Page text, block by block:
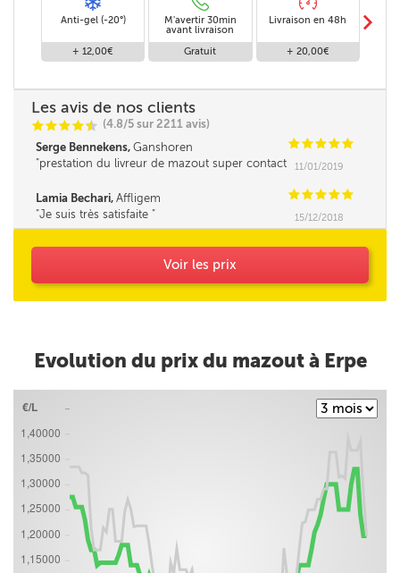
Anti-gel (-20°)
+ 12,00€
M'avertir 30min
avant livraison
Gratuit
Livraison en 48h
+ 20,00€
m
Les avis de nos clients
CCCCi
@ (4.8/5 sur 2211 avis)
Serge Bennekens, Ganshoren CCCCC
prestation du livreur de mazout super contact
11/01/2019
Lamia Bechari, Affligem CCCCC
Je suis très satisfaite
15/12/2018
Voir les prix
Evolution du prix du mazout à Erpe